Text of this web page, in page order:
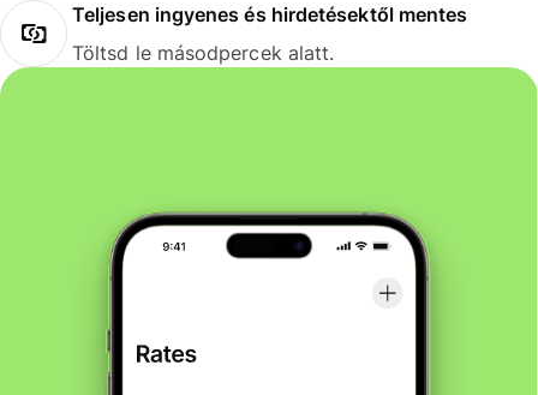
Teljesen ingyenes és hirdetésektől mentes
Töltsd le másodpercek alatt.